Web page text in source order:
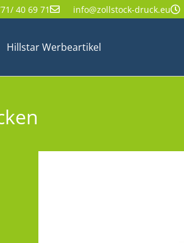
40 69 71 info@zollstock-druck.eu
Hillstar Werbeartikel